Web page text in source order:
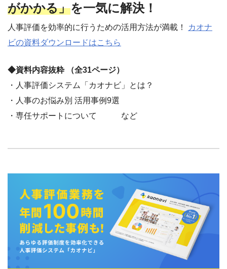
がかかる」を一気に解決！
人事評価を効率的に行うための活用方法が満載！
カオナ
ビの資料ダウンロードはこちら
◆資料内容抜粋 （全31ページ）
・人事評価システム「カオナビ」とは？
・人事のお悩み別 活用事例9選
・専任サポートについて など